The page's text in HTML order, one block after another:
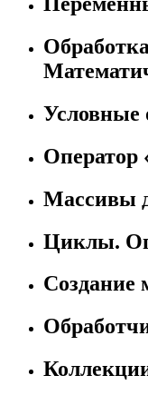
Условные
Оператор
Массивы
Циклы.
Создание